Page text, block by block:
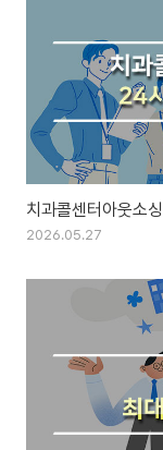
치과콜센터아웃소
2026.05.27